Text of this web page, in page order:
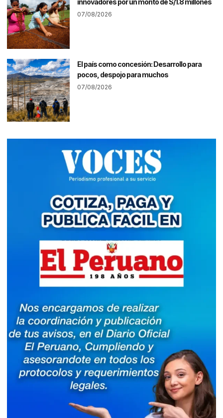
07/08/2026
El país como concesión: Desarrollo para
pocos, despojo para muchos
07/08/2026